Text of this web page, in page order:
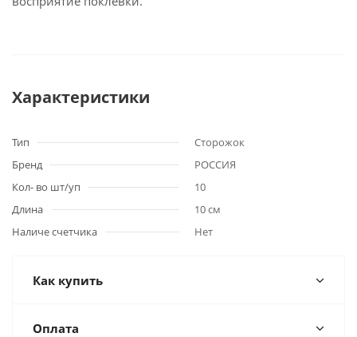
Характеристики
Тип
Сторожок
Бренд
РОССИЯ
Кол- во шт/уп
10
Длина
10 см
Наличе счетчика
Нет
Как купить
Оплата